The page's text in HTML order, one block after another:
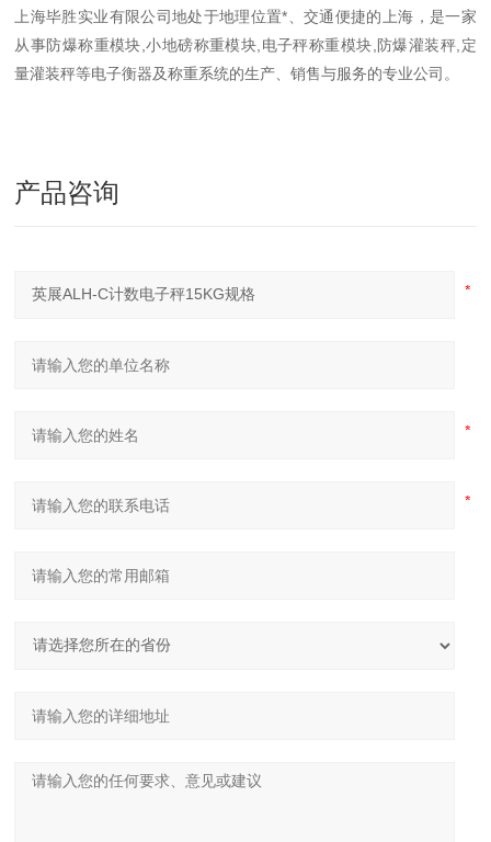
上海毕胜实业有限公司地处于地理位置*、交通便捷的上海，是一家
从事防爆称重模块,小地磅称重模块,电子秤称重模块,防爆灌装秤,定
量灌装秤等电子衡器及称重系统的生产、销售与服务的专业公司。
产品咨询